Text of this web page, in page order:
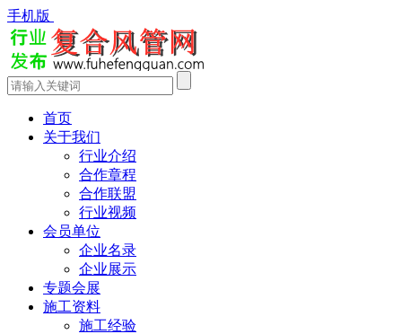
手机版
首页
关于我们
行业介绍
合作章程
合作联盟
行业视频
会员单位
企业名录
企业展示
专题会展
施工资料
施工经验